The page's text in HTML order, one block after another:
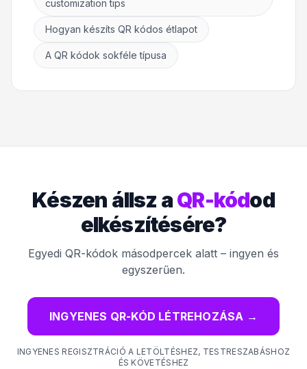
customization tips
Hogyan készíts QR kódos étlapot
A QR kódok sokféle típusa
Készen állsz aQR-kódod
elkészítésére?
Egyedi QR-kódok másodpercek alatt – ingyen és
egyszerűen.
INGYENES QR-KÓD LÉTREHOZÁSA →
INGYENES REGISZTRÁCIÓ A LETÖLTÉSHEZ, TESTRESZABÁSHOZ
ÉS KÖVETÉSHEZ